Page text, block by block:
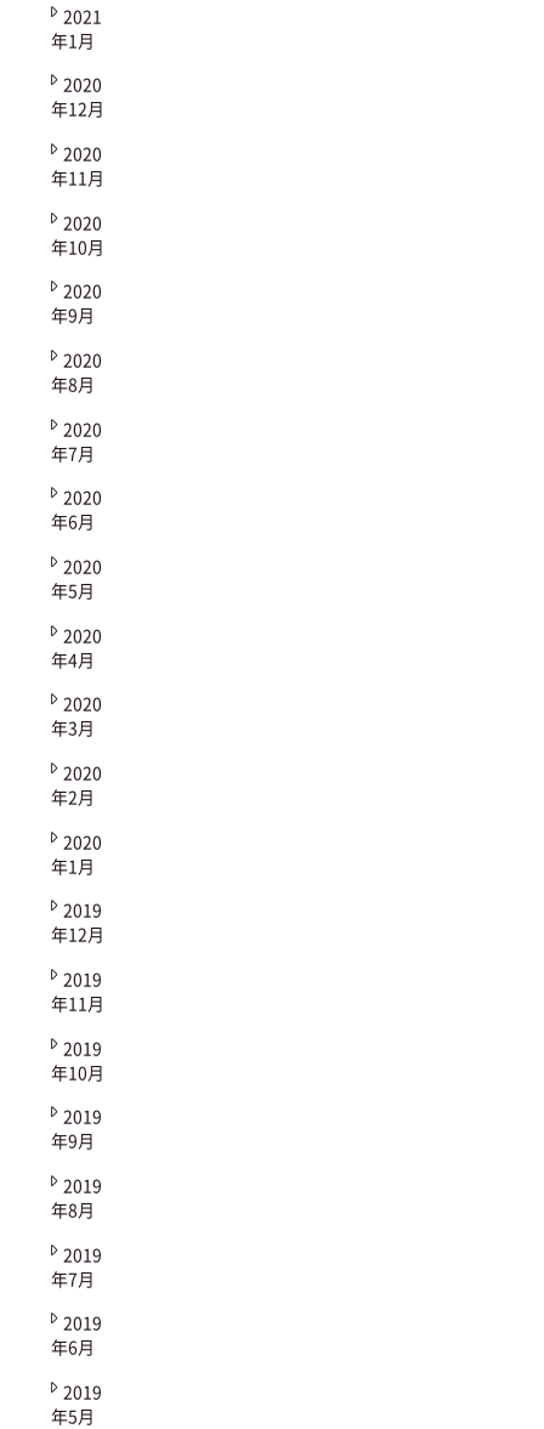
2021
年1月
2020
年12月
2020
年11月
2020
年10月
2020
年9月
2020
年8月
2020
年7月
2020
年6月
2020
年5月
2020
年4月
2020
年3月
2020
年2月
2020
年1月
2019
年12月
2019
年11月
2019
年10月
2019
年9月
2019
年8月
2019
年7月
2019
年6月
2019
年5月